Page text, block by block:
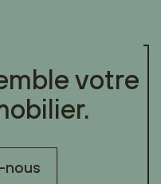
votre
nous